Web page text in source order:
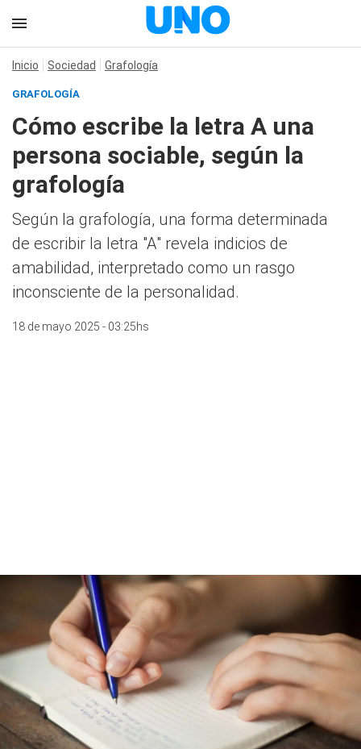
Inicio Sociedad Grafología
GRAFOLOGÍA
Cómo escribe la letra A una
persona sociable, según la
grafología
Según la grafología, una forma determinada
de escribir la letra "A" revela indicios de
amabilidad, interpretado como un rasgo
inconsciente de la personalidad.
18 de mayo 2025 - 03:25hs